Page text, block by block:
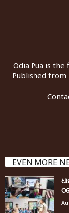
Odia Pua is
Published from
EVEN MORE